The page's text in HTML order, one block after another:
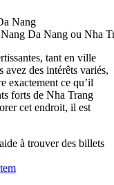
Da Nang ou Nha
tant en ville
avez des intérêts variés,
exactement ce qu’il
forts de Nha Trang
cet endroit, il est
à trouver des billets